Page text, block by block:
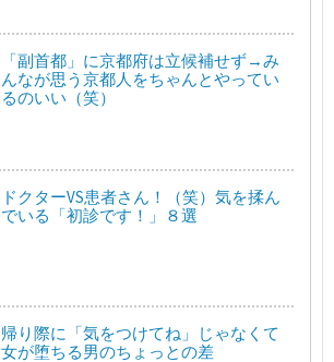
「副首都」に京都府は立候補せず→み
んなが思う京都人をちゃんとやってい
るのいい（笑）
ドクターVS患者さん！（笑）気を揉ん
でいる「初診です！」８選
帰り際に「気をつけてね」じゃなくて
女が堕ちる男のちょっとの差